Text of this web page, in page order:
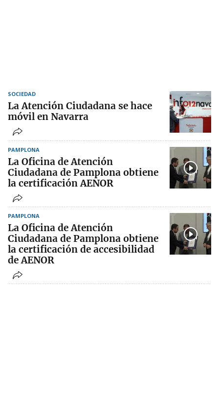
SOCIEDAD
La Atención Ciudadana se hace
móvil en Navarra
PAMPLONA
La Oficina de Atención
Ciudadana de Pamplona obtiene
la certificación AENOR
PAMPLONA
La Oficina de Atención
Ciudadana de Pamplona obtiene
la certificación de accesibilidad
de AENOR